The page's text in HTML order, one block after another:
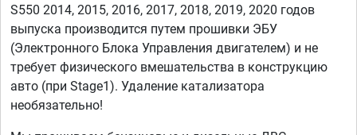
S550 2014, 2015, 2016, 2017, 2018, 2019, 2020 годов
выпуска производится путем прошивки ЭБУ
(Электронного Блока Управления двигателем) и не
требует физического вмешательства в конструкцию
авто (при Stage1). Удаление катализатора
необязательно!